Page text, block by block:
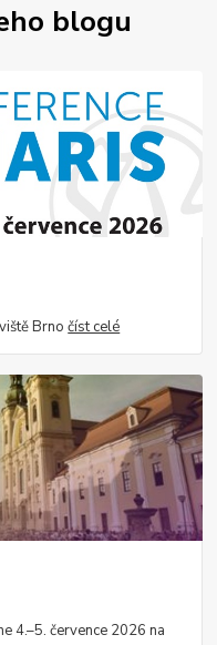
blogu
Brnočíst celé
4.–5. července 2026 na